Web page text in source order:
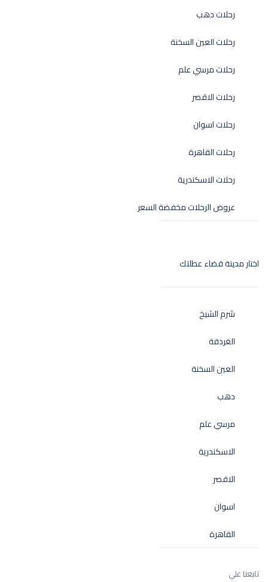
رحلات دهب
رحلات العين السخنة
رحلات مرسي علم
رحلات الاقصر
رحلات اسوان
رحلات القاهرة
رحلات الاسكندرية
عروض الرحلات مخفضة السعر
اختار مدينة قضاء عطلتك
شرم الشيخ
الغردقة
العين السخنة
دهب
مرسي علم
الاسكندرية
الاقصر
اسوان
القاهرة
تابعنا علي